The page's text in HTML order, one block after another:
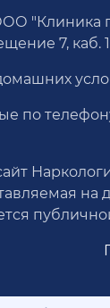
"Клиника
7, каб.
по
на